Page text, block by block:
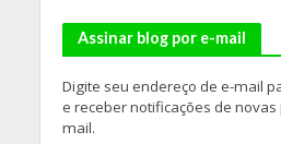
Assinar blog por e-mail
Digite seu endereço de e-mail
e receber notificações de novas
mail.